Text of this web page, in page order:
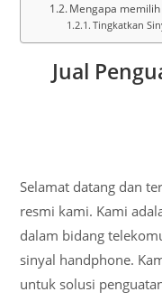
Mengapa memilih
Tingkatkan
Jual
Selamat datang dan
resmi kami. Kami
dalam bidang
sinyal handphone.
untuk solusi